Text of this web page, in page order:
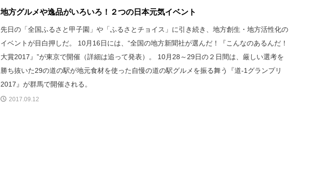
地方グルメや逸品がいろいろ！２つの日本元気イベント
先日の「全国ふるさと甲子園」や「ふるさとチョイス」に引き続き、地方創生・地方活性化の
イベントが目白押しだ。 10月16日には、“全国の地方新聞社が選んだ！『こんなのあるんだ！
大賞2017』”が東京で開催（詳細は追って発表）。 10月28～29日の２日間は、厳しい選考を
勝ち抜いた29の道の駅が地元食材を使った自慢の道の駅グルメを振る舞う『道-1グランプリ
2017』が群馬で開催される。
2017.09.12